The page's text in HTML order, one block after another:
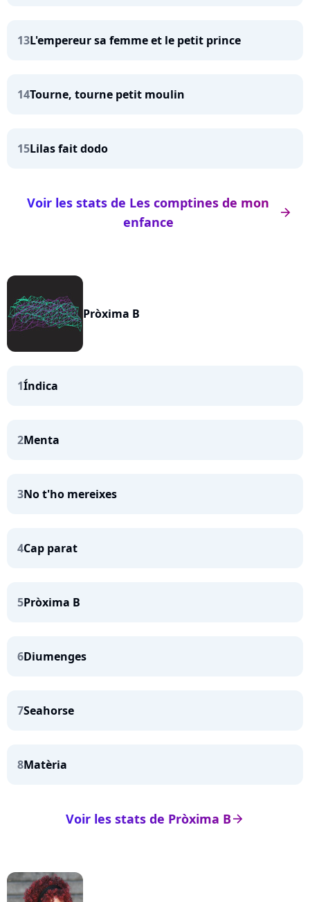
13L'empereur sa femme et le petit prince
14Tourne, tourne petit moulin
15Lilas fait dodo
arrow_right
Voir les stats de Les comptines de mon
enfance
Pròxima B
1Índica
2Menta
3No t'ho mereixes
4Cap parat
5Pròxima B
6Diumenges
7Seahorse
8Matèria
arrow_right
Voir les stats de Pròxima B